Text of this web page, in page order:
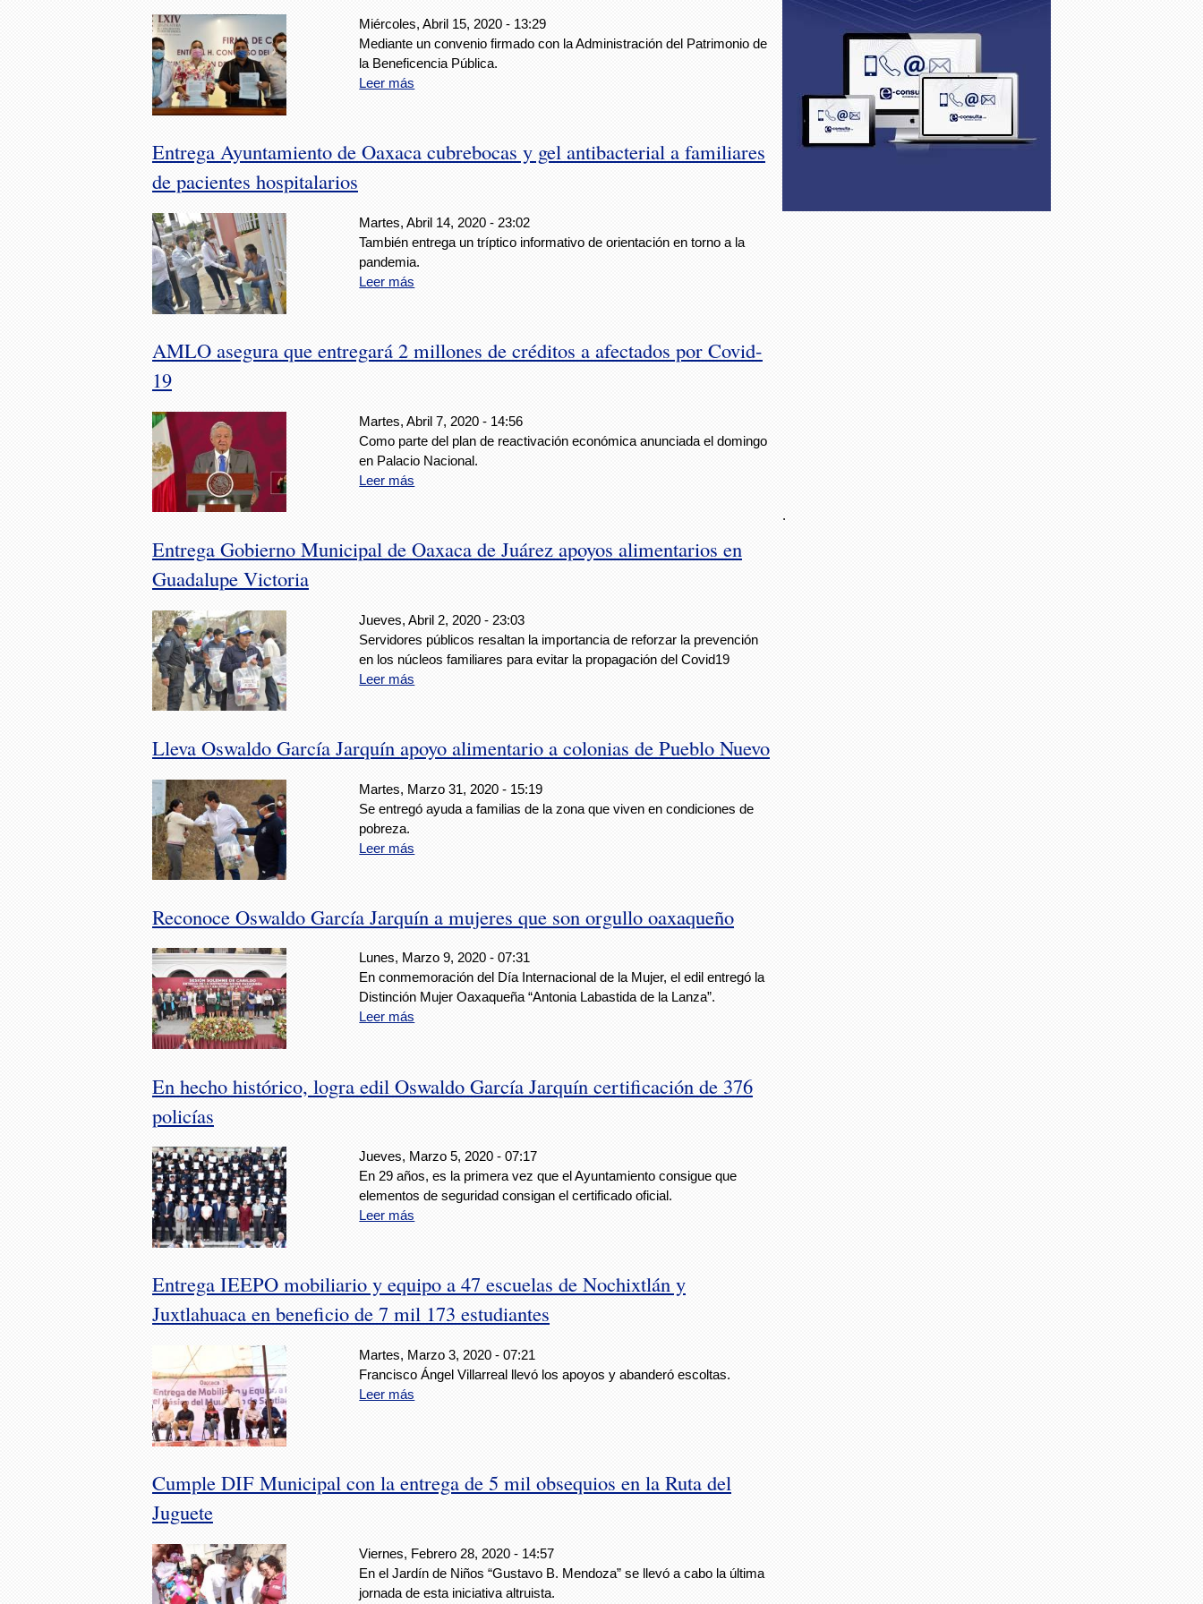
Miércoles, Abril 15, 2020 - 13:29
Mediante un convenio firmado con la Administración del Patrimonio de
la Beneficencia Pública.
Leer más
Entrega Ayuntamiento de Oaxaca cubrebocas y gel antibacterial a familiares
de pacientes hospitalarios
Martes, Abril 14, 2020 - 23:02
También entrega un tríptico informativo de orientación en torno a la
pandemia.
Leer más
AMLO asegura que entregará 2 millones de créditos a afectados por Covid-
19
Martes, Abril 7, 2020 - 14:56
Como parte del plan de reactivación económica anunciada el domingo
en Palacio Nacional.
Leer más
Entrega Gobierno Municipal de Oaxaca de Juárez apoyos alimentarios en
Guadalupe Victoria
Jueves, Abril 2, 2020 - 23:03
Servidores públicos resaltan la importancia de reforzar la prevención
en los núcleos familiares para evitar la propagación del Covid19
Leer más
Lleva Oswaldo García Jarquín apoyo alimentario a colonias de Pueblo Nuevo
Martes, Marzo 31, 2020 - 15:19
Se entregó ayuda a familias de la zona que viven en condiciones de
pobreza.
Leer más
Reconoce Oswaldo García Jarquín a mujeres que son orgullo oaxaqueño
Lunes, Marzo 9, 2020 - 07:31
En conmemoración del Día Internacional de la Mujer, el edil entregó la
Distinción Mujer Oaxaqueña “Antonia Labastida de la Lanza”.
Leer más
En hecho histórico, logra edil Oswaldo García Jarquín certificación de 376
policías
Jueves, Marzo 5, 2020 - 07:17
En 29 años, es la primera vez que el Ayuntamiento consigue que
elementos de seguridad consigan el certificado oficial.
Leer más
Entrega IEEPO mobiliario y equipo a 47 escuelas de Nochixtlán y
Juxtlahuaca en beneficio de 7 mil 173 estudiantes
Martes, Marzo 3, 2020 - 07:21
Francisco Ángel Villarreal llevó los apoyos y abanderó escoltas.
Leer más
Cumple DIF Municipal con la entrega de 5 mil obsequios en la Ruta del
Juguete
Viernes, Febrero 28, 2020 - 14:57
En el Jardín de Niños “Gustavo B. Mendoza” se llevó a cabo la última
jornada de esta iniciativa altruista.
.